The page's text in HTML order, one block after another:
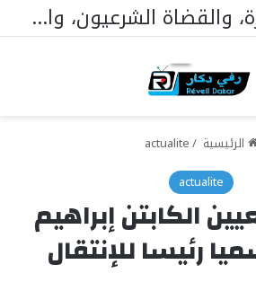
افتتاح مستشفى الحاج مالك سي في تيواون
الرئيسية /
actualite
actualite
الكابتن إبراهيم
رئيسا للإنتقال